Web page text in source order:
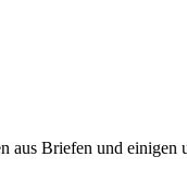
aus Briefen und einigen